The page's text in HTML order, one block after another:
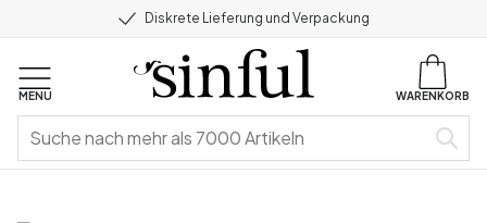
Diskrete Lieferung und Verpackung
MENU WARENKORB